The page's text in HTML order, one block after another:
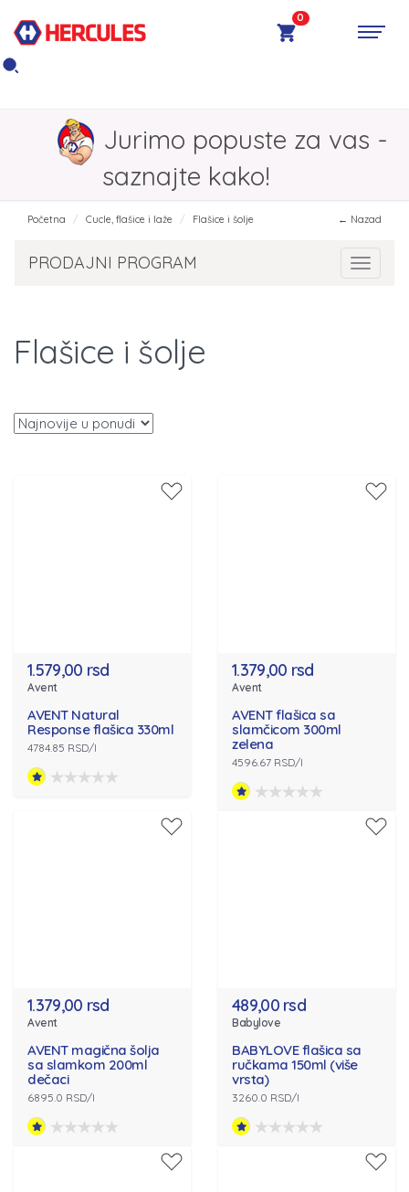
0
Jurimo popuste za vas -
saznajte kako!
Početna Cucle, flašice i laže Flašice i šolje ← Nazad
Toggle
PRODAJNI PROGRAM
Flašice i šolje
1.579,00 rsd
Avent
AVENT Natural
Response flašica 330ml
4784.85 RSD/l
1.379,00 rsd
Avent
AVENT flašica sa
slamčicom 300ml
zelena
4596.67 RSD/l
1.379,00 rsd
Avent
AVENT magična šolja
sa slamkom 200ml
dečaci
6895.0 RSD/l
489,00 rsd
Babylove
BABYLOVE flašica sa
ručkama 150ml (više
vrsta)
3260.0 RSD/l